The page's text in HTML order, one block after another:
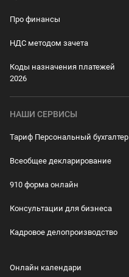
Про финансы
НДС методом зачета
Коды назначения платежей
2026
НАШИ СЕРВИСЫ
Тариф Персональный бухгалтер
Всеобщее декларирование
910 форма онлайн
Консультации для бизнеса
Кадровое делопроизводство
Онлайн календари